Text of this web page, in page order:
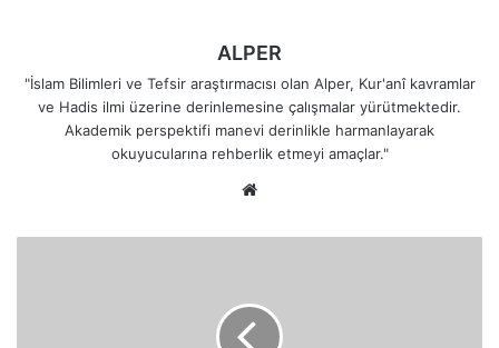
ALPER
"İslam Bilimleri ve Tefsir araştırmacısı olan Alper, Kur'anî kavramlar
ve Hadis ilmi üzerine derinlemesine çalışmalar yürütmektedir.
Akademik perspektifi manevi derinlikle harmanlayarak
okuyucularına rehberlik etmeyi amaçlar."